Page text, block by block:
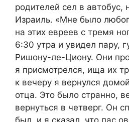
родителей сел в автобус,
Израиль. «Мне было
на этих евреев с тремя
6:30 утра и увидел пару,
Ришону-ле-Циону. Они
я присмотрелся, ища их
к вечеру я вернулся
отца. Это было странно,
вернуться в четверг. Он
был, и я сказал, что пас